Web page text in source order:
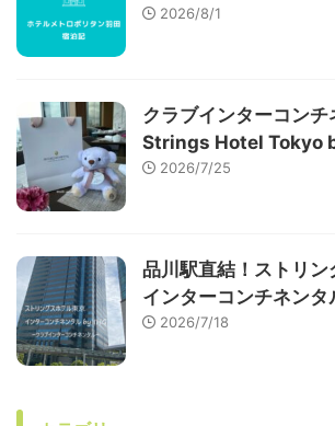
2026/8/1
クラブインターコンチ
Strings Hotel Tokyo
2026/7/25
品川駅直結！ストリン
インターコンチネン
2026/7/18